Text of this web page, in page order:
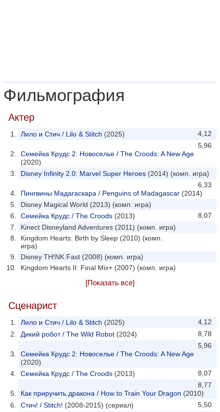
Фильмография
Актер
4,12
Лило и Стич / Lilo & Stitch (2025)
5,96
Семейка Крудс 2: Новоселье / The Croods: A New Age
(2020)
Disney Infinity 2.0: Marvel Super Heroes (2014) (комп. игра)
6,33
Пингвины Мадагаскара / Penguins of Madagascar (2014)
Disney Magical World (2013) (комп. игра)
8,07
Семейка Крудс / The Croods (2013)
Kinect Disneyland Adventures (2011) (комп. игра)
Kingdom Hearts: Birth by Sleep (2010) (комп.
игра)
Disney TH!NK Fast (2008) (комп. игра)
Kingdom Hearts II: Final Mix+ (2007) (комп. игра)
[Показать все]
Сценарист
4,12
Лило и Стич / Lilo & Stitch (2025)
8,78
Дикий робот / The Wild Robot (2024)
5,96
Семейка Крудс 2: Новоселье / The Croods: A New Age
(2020)
8,07
Семейка Крудс / The Croods (2013)
8,77
Как приручить дракона / How to Train Your Dragon (2010)
5,50
Стич! / Stitch! (2008-2015) (сериал)